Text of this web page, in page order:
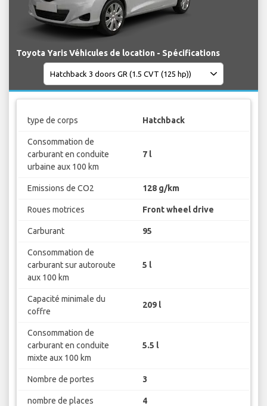
Toyota Yaris Véhicules de location - Spécifications
type de corps Hatchback
Consommation de
carburant en conduite
urbaine aux 100 km
7 l
Emissions de CO2 128 g/km
Roues motrices Front wheel drive
Carburant 95
Consommation de
carburant sur autoroute
aux 100 km
5 l
Capacité minimale du
coffre
209 l
Consommation de
carburant en conduite
mixte aux 100 km
5.5 l
Nombre de portes 3
nombre de places 4